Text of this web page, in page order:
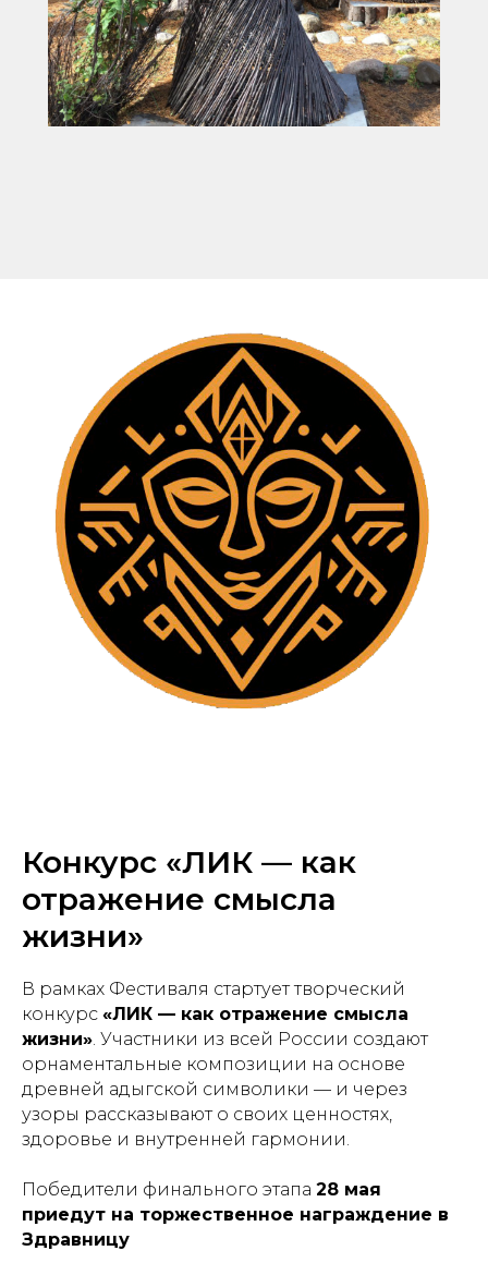
Конкурс «ЛИК — как
отражение смысла
жизни»
В рамках Фестиваля стартует творческий
конкурс «ЛИК — как отражение смысла
жизни» . Участники из всей России создают
орнаментальные композиции на основе
древней адыгской символики — и через
узоры рассказывают о своих ценностях,
здоровье и внутренней гармонии.
Победители финального этапа 28 мая
приедут на торжественное награждение в
Здравницу